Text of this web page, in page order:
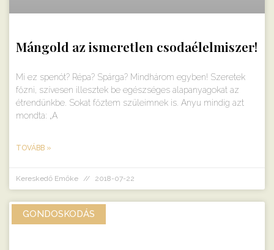
Mángold az ismeretlen csodaélelmiszer!
Mi ez spenót? Répa? Spárga? Mindhárom egyben! Szeretek
főzni, szívesen illesztek be egészséges alapanyagokat az
étrendünkbe. Sokat főztem szüleimnek is. Anyu mindig azt
mondta: „A
TOVÁBB »
Kereskedő Emőke 2018-07-22
GONDOSKODÁS